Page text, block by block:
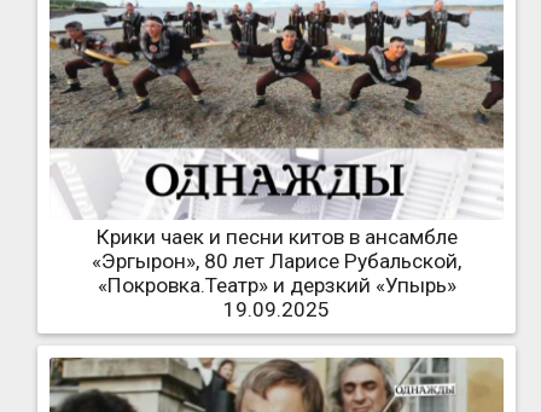
Крики чаек и песни китов в ансамбле
«Эргырон», 80 лет Ларисе Рубальской,
«Покровка.Театр» и дерзкий «Упырь»
19.09.2025